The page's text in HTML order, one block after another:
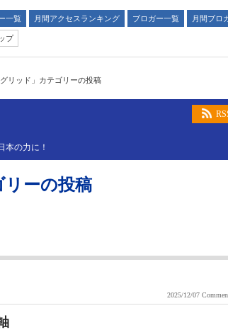
一覧 月間アクセスランキング ブロガー一覧
月間ブロ
プ
グリッド」カテゴリーの投稿
本の力に！
リーの投稿
2025/12/07